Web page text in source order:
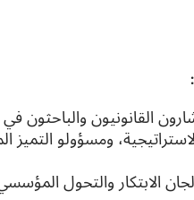
القانونيون والباحثون في
ومسؤولو
الابتكار والتحول